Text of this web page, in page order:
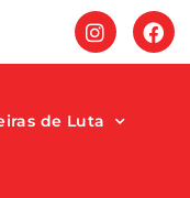
de Luta